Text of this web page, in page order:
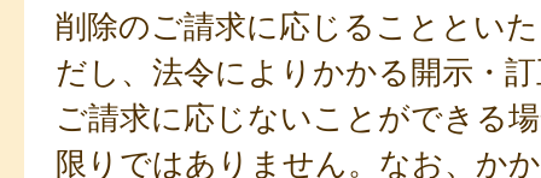
削除のご請求に応じることとい
だし、法令によりかかる開示・
ご請求に応じないことができる
限りではありません。なお、か